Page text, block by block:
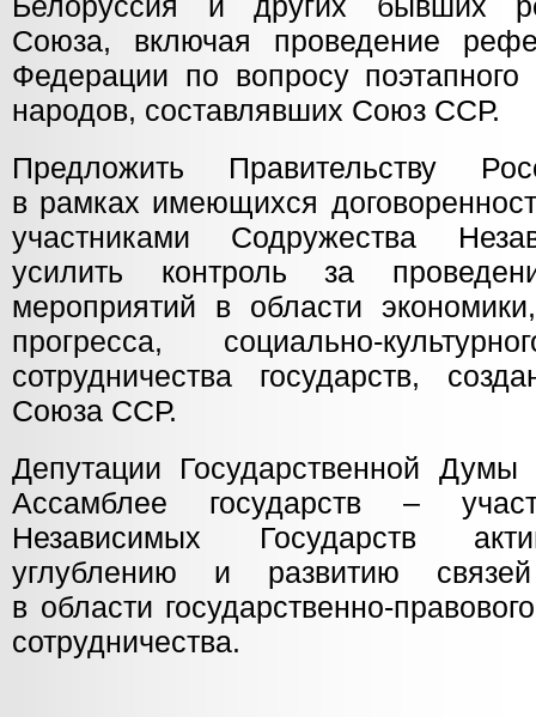
Белоруссия и других бывших
Союза, включая проведение
Федерации по вопросу поэтапного
народов, составлявших Союз ССР.
Предложить Правительству
в рамках имеющихся
участниками Содружества
усилить контроль за
мероприятий в области экономики,
прогресса, социально-
сотрудничества государств,
Союза ССР.
Депутации Государственной
Ассамблее государств –
Независимых Государств
углублению и развитию
в области государственно-
сотрудничества.